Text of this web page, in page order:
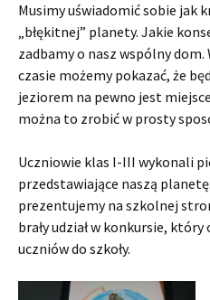
Musimy uświadomić sobie jak
„błękitnej” planety. Jakie
zadbamy o nasz wspólny
czasie możemy pokazać, że
jeziorem na pewno jest
można to zrobić w prosty
Uczniowie klas I-III wykonali
przedstawiające naszą
prezentujemy na szkolnej
brały udział w konkursie,
uczniów do szkoły.